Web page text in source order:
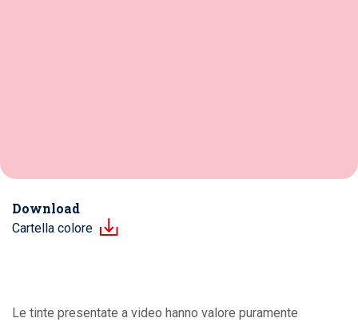
Download
Cartella colore
Le tinte presentate a video hanno valore puramente